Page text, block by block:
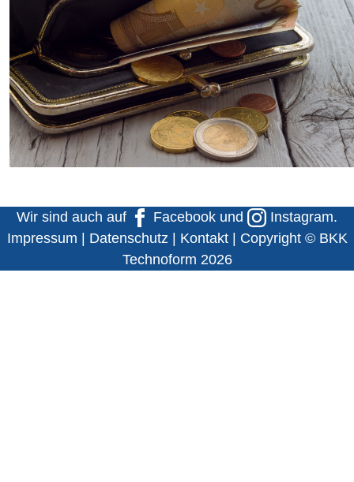
Wir sind auch auf Facebook und Instagram.
Impressum
Datenschutz| Kontakt| Copyright © BKK
Technoform 2026